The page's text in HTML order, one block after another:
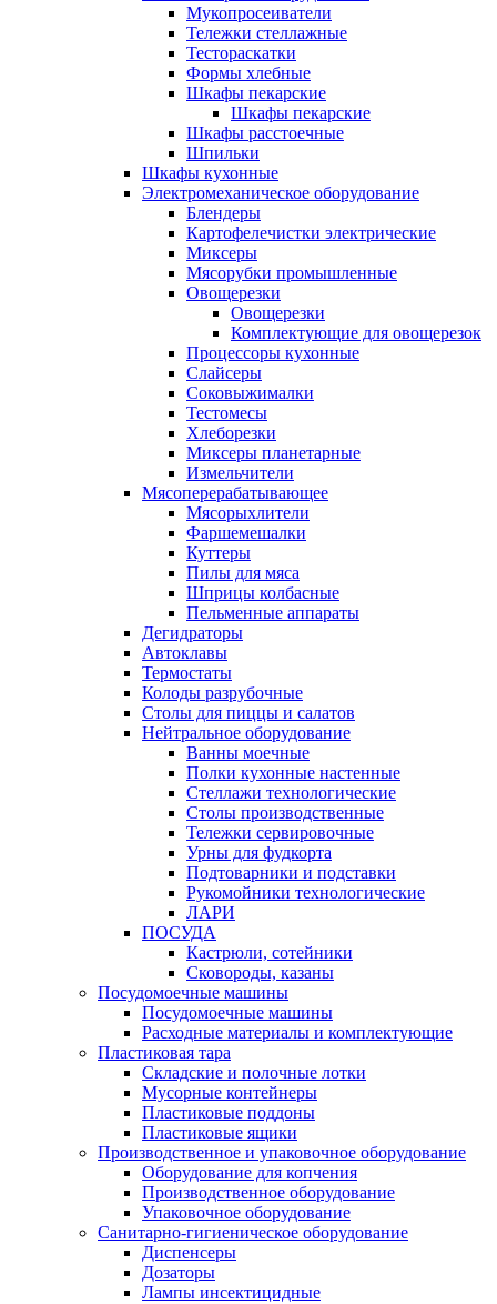
Мукопросеиватели
Тележки стеллажные
Тестораскатки
Формы хлебные
Шкафы пекарские
Шкафы пекарские
Шкафы расстоечные
Шпильки
Шкафы кухонные
Электромеханическое оборудование
Блендеры
Картофелечистки электрические
Миксеры
Мясорубки промышленные
Овощерезки
Овощерезки
Комплектующие для овощерезок
Процессоры кухонные
Слайсеры
Соковыжималки
Тестомесы
Хлеборезки
Миксеры планетарные
Измельчители
Мясоперерабатывающее
Мясорыхлители
Фаршемешалки
Куттеры
Пилы для мяса
Шприцы колбасные
Пельменные аппараты
Дегидраторы
Автоклавы
Термостаты
Колоды разрубочные
Столы для пиццы и салатов
Нейтральное оборудование
Ванны моечные
Полки кухонные настенные
Стеллажи технологические
Столы производственные
Тележки сервировочные
Урны для фудкорта
Подтоварники и подставки
Рукомойники технологические
ЛАРИ
ПОСУДА
Кастрюли, сотейники
Сковороды, казаны
Посудомоечные машины
Посудомоечные машины
Расходные материалы и комплектующие
Пластиковая тара
Складские и полочные лотки
Мусорные контейнеры
Пластиковые поддоны
Пластиковые ящики
Производственное и упаковочное оборудование
Оборудование для копчения
Производственное оборудование
Упаковочное оборудование
Санитарно-гигиеническое оборудование
Диспенсеры
Дозаторы
Лампы инсектицидные